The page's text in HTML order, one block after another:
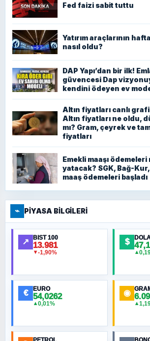
Fed faizi sabit tuttu
Yatırım araçlarının
nasıl oldu?
DAP Yapı’dan bir ilk!
güvencesi Dap
kendini ödeyen ev
Altın fiyatları canlı
Altın fiyatları ne oldu,
mı? Gram, çeyrek ve
fiyatları
Emekli maaşı ödemeleri
yatacak? SGK, Bağ-Kur,
maaş ödemeleri başladı
⌁ PIYASA BILGILERI
↗ BIST 100
13.981
▼-1,90%
$
▲
€ EURO
54,0262
▲0,01%
◉
▲